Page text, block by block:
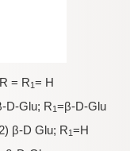
= R1 = H
D-Glu; R1 =β-D-Glu
β-D Glu; R1 =H